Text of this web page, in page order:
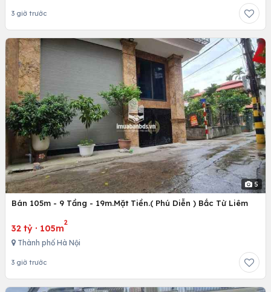
3 giờ trước
5
Bán 105m - 9 Tầng - 19m.Mặt Tiền.( Phú Diễn ) Bắc Từ Liêm
32 tỷ · 105m
2
Thành phố Hà Nội
3 giờ trước